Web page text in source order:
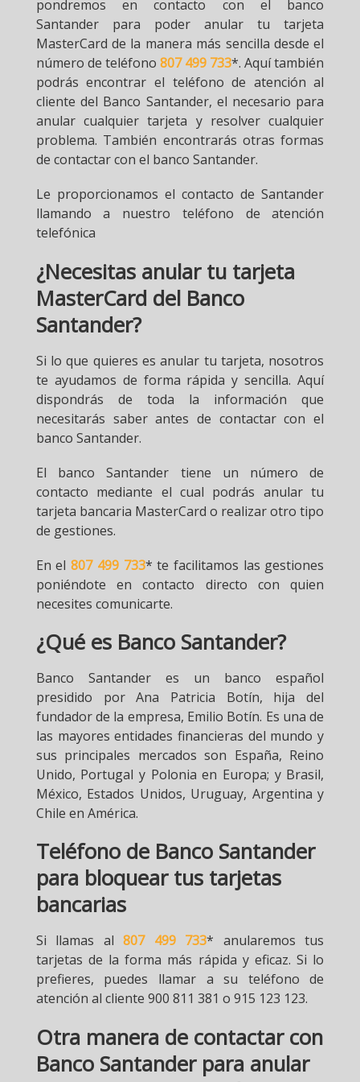
pondremos en contacto con el banco
Santander para poder anular tu tarjeta
MasterCard de la manera más sencilla desde el
número de teléfono 807 499 733*. Aquí también
podrás encontrar el teléfono de atención al
cliente del Banco Santander, el necesario para
anular cualquier tarjeta y resolver cualquier
problema. También encontrarás otras formas
de contactar con el banco Santander.
Le proporcionamos el contacto de Santander
llamando a nuestro teléfono de atención
telefónica
¿Necesitas anular tu tarjeta
MasterCard del Banco
Santander?
Si lo que quieres es anular tu tarjeta, nosotros
te ayudamos de forma rápida y sencilla. Aquí
dispondrás de toda la información que
necesitarás saber antes de contactar con el
banco Santander.
El banco Santander tiene un número de
contacto mediante el cual podrás anular tu
tarjeta bancaria MasterCard o realizar otro tipo
de gestiones.
En el807 499 733* te facilitamos las gestiones
poniéndote en contacto directo con quien
necesites comunicarte.
¿Qué es Banco Santander?
Banco Santander es un banco español
presidido por Ana Patricia Botín, hija del
fundador de la empresa, Emilio Botín. Es una de
las mayores entidades financieras del mundo y
sus principales mercados son España, Reino
Unido, Portugal y Polonia en Europa; y Brasil,
México, Estados Unidos, Uruguay, Argentina y
Chile en América.
Teléfono de Banco Santander
para bloquear tus tarjetas
bancarias
Si llamas al807 499 733* anularemos tus
tarjetas de la forma más rápida y eficaz. Si lo
prefieres, puedes llamar a su teléfono de
atención al cliente 900 811 381 o 915 123 123.
Otra manera de contactar con
Banco Santander para anular